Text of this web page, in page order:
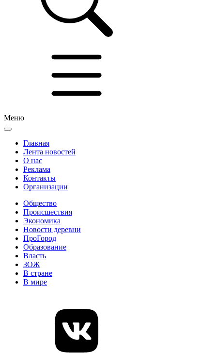
Меню
Главная
Лента новостей
О нас
Реклама
Контакты
Организации
Общество
Происшествия
Экономика
Новости деревни
ПроГород
Образование
Власть
ЗОЖ
В стране
В мире